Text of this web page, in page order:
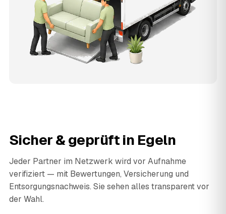
Sicher & geprüft in Egeln
Jeder Partner im Netzwerk wird vor Aufnahme
verifiziert — mit Bewertungen, Versicherung und
Entsorgungsnachweis. Sie sehen alles transparent vor
der Wahl.